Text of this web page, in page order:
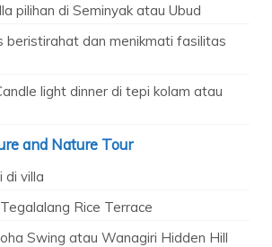
pilihan di Seminyak atau Ubud
beristirahat dan menikmati fasilitas
light dinner di tepi kolam atau
and Nature Tour
di villa
Rice Terrace
Swing atau Wanagiri Hidden Hill